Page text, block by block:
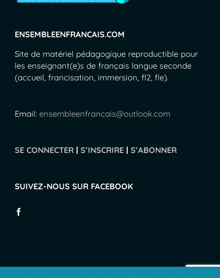
ENSEMBLEENFRANCAIS.COM
Site de matériel pédagogique reproductible pour
les enseignant(e)s de français langue seconde
(accueil, francisation, immersion, fl2, fle).
Email: ensembleenfrancais@outlook.com
SE CONNECTER | S’INSCRIRE | S’ABONNER
SUIVEZ-NOUS SUR FACEBOOK